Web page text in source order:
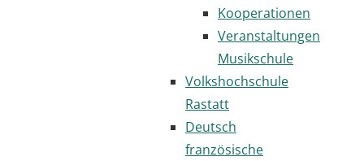
Kooperationen
Veranstaltungen
Musikschule
Volkshochschule
Rastatt
Deutsch
französische